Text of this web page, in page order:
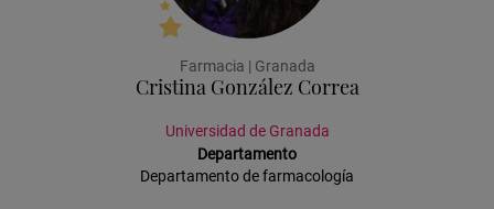
Farmacia | Granada
Cristina González Correa
Universidad de Granada
Departamento
Departamento de farmacología